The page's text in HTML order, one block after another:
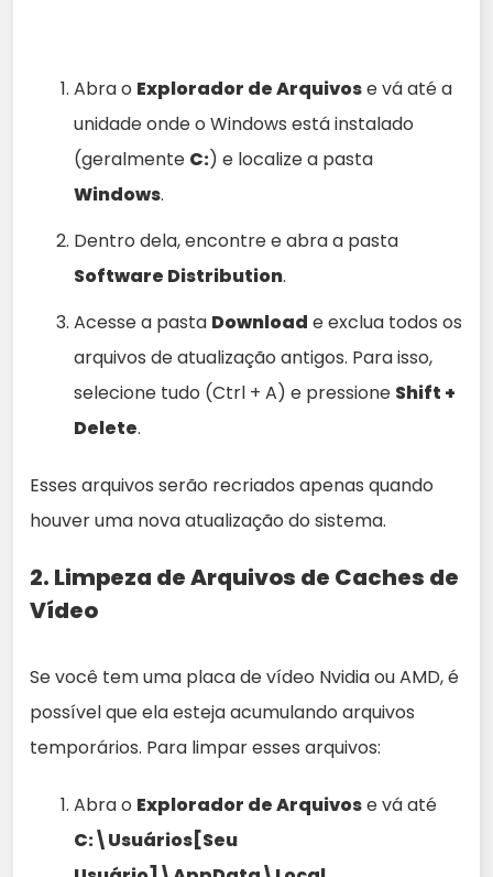
Abra o Explorador de Arquivose vá até a
unidade onde o Windows está instalado
(geralmente C:) e localize a pasta
Windows.
Dentro dela, encontre e abra a pasta
Software Distribution.
Acesse a pasta Download e exclua todos os
arquivos de atualização antigos. Para isso,
selecione tudo (Ctrl + A) e pressione Shift +
Delete.
Esses arquivos serão recriados apenas quando
houver uma nova atualização do sistema.
2. Limpeza de Arquivos de Caches de
Vídeo
Se você tem uma placa de vídeo Nvidia ou AMD, é
possível que ela esteja acumulando arquivos
temporários. Para limpar esses arquivos:
Abra o Explorador de Arquivose vá até
C:\Usuários[Seu